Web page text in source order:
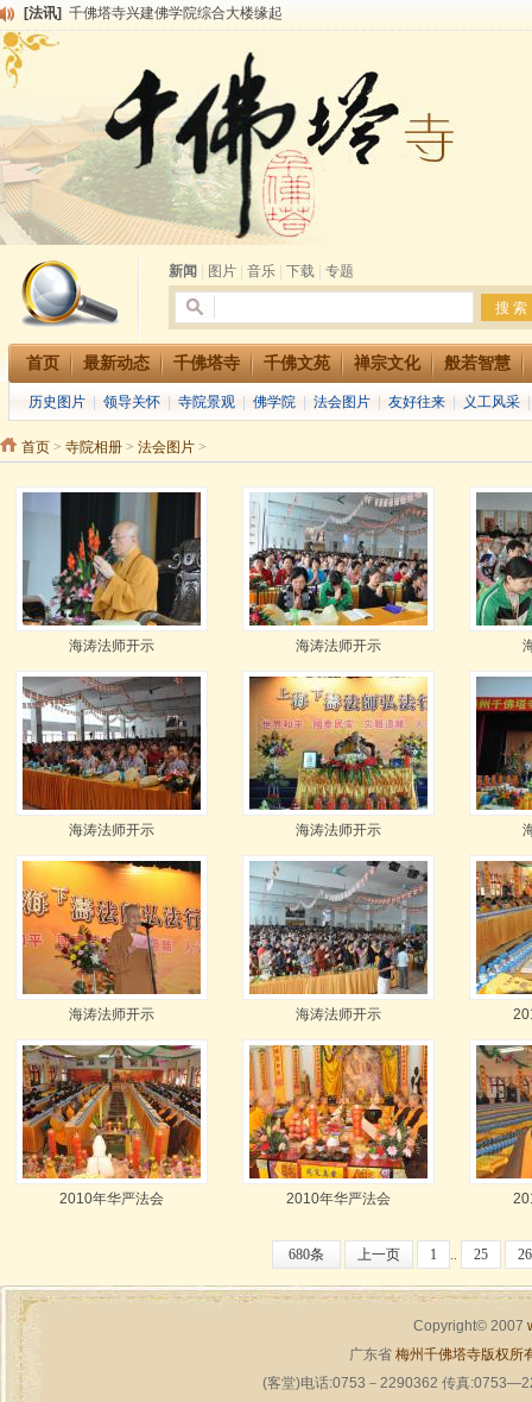
[法讯] 千佛塔寺兴建佛学院综合大楼缘起
[法讯]
千佛塔寺阅藏堂周末阅藏报名通知
清明节祭祖报恩地藏法会
[法讯]
本寺方丈上明下慧尼和尚开讲《六祖坛经》
[法讯] 2015-3-26师父于法堂对大众的开示
[法讯]
广东千佛塔寺云门佛学院女众部 2016年招生简章
[法讯]
恭请海涛法师莅临千佛塔寺弘法
[法讯]
2014年七月大法会 祈福息灾地藏七 冥阳两利普渡群蒙盂兰盆
[法讯] 千佛塔寺云门佛学院女众部2014年招生简章
新闻
图片 音乐 下载 专题
首页 最新动态 千佛塔寺 千佛文苑 禅宗文化 般若智慧
历史图片 领导关怀 寺院景观 佛学院 法会图片 友好往来 义工风采
首页 > 寺院相册 > 法会图片 >
海涛法师开示 海涛法师开示
海涛法师开示 海涛法师开示
海涛法师开示 海涛法师开示
2010年华严法会 2010年华严法会
680条 上一页 1 .. 25 26
Copyright© 2007
广东省 梅州千佛塔寺版权所
(客堂)电话:0753－2290362 传真